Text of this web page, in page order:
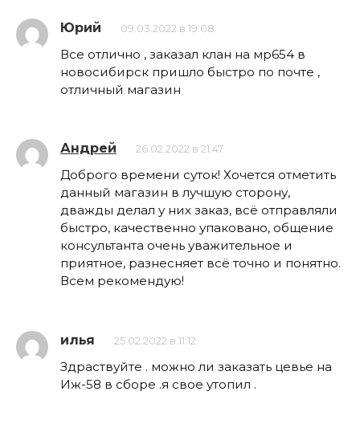
Юрий 09.03.2022 в 19:08
Все отлично , заказал клан на мр654 в
новосибирск пришло быстро по почте ,
отличный магазин
Андрей 26.02.2022 в 21:47
Доброго времени суток! Хочется отметить
данный магазин в лучшую сторону,
дважды делал у них заказ, всё отправляли
быстро, качественно упаковано, общение
консультанта очень уважительное и
приятное, разнесняет всё точно и понятно.
Всем рекомендую!
илья 25.02.2022 в 11:12
Здраствуйте . можно ли заказать цевье на
Иж-58 в сборе .я свое утопил .